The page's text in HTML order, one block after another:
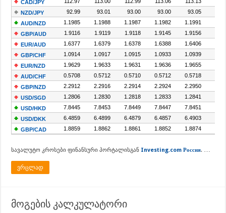
სავალუტო კროსები ფინანსური პორტალისგან Investing.com Россия. …
ვრცლად
მოგების კალკულატორი